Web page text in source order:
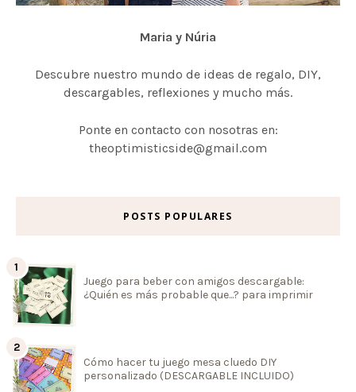
Maria y Núria
Descubre nuestro mundo de ideas de regalo, DIY,
descargables, reflexiones y mucho más.
Ponte en contacto con nosotras en:
theoptimisticside@gmail.com
POSTS POPULARES
Juego para beber con amigos descargable:
¿Quién es más probable que...? para imprimir
Cómo hacer tu juego mesa cluedo DIY
personalizado (DESCARGABLE INCLUIDO)